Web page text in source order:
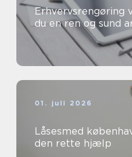
Erhvervsrengøring
du en ren og sund
01. juli 2026
Låsesmed københavn sådan
den rette hjælp